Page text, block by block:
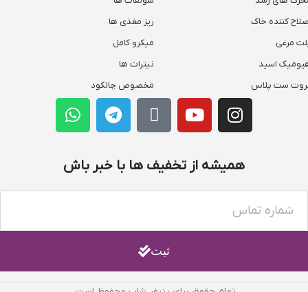
کننده خاک
مرغی
اسید
ست پلاس
ریز مغذی ها
میکرو کامل
نیترات ها
مخصوص چالکود
همیشه از تخفیف ها با خبر باش
ثبت